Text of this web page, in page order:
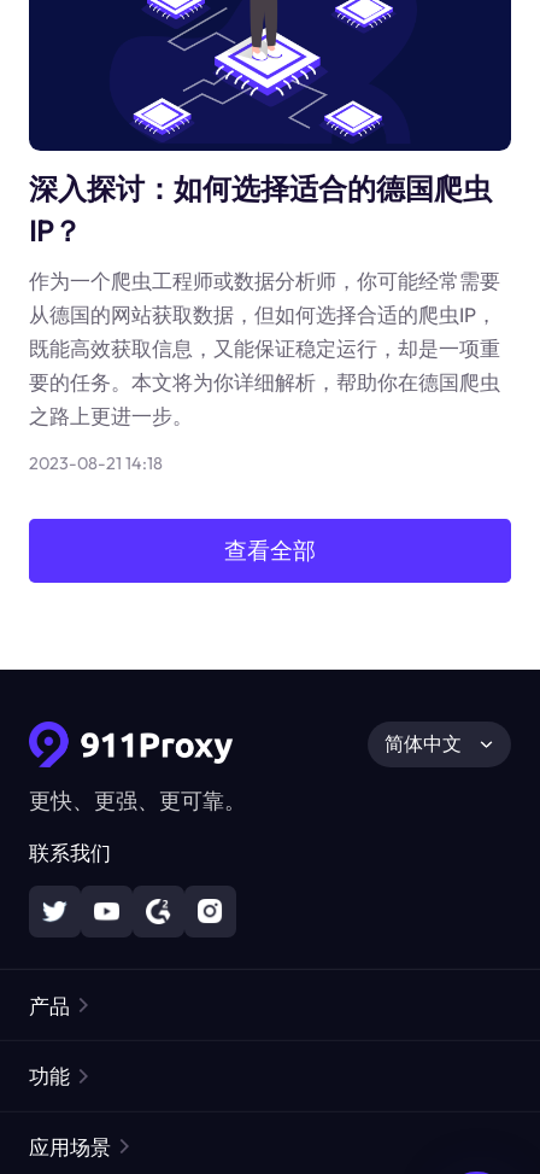
深入探讨：如何选择适合的德国爬虫
IP？
作为一个爬虫工程师或数据分析师，你可能经常需要
从德国的网站获取数据，但如何选择合适的爬虫IP，
既能高效获取信息，又能保证稳定运行，却是一项重
要的任务。本文将为你详细解析，帮助你在德国爬虫
之路上更进一步。
2023-08-21 14:18
查看全部
更快、更强、更可靠。
联系我们
简体中文
产品
静态住宅代理
功能
应用场景